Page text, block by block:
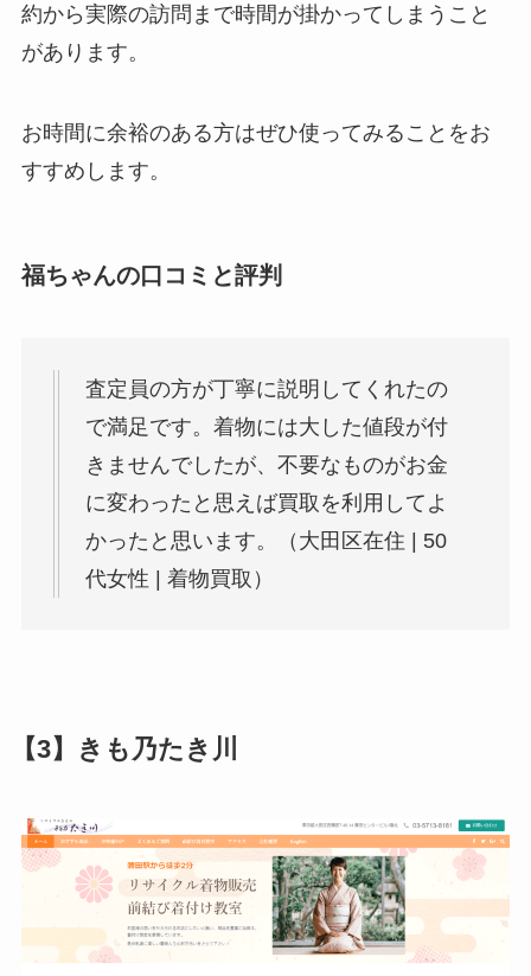
約から実際の訪問まで時間が掛かってしまうこと
があります。
お時間に余裕のある方はぜひ使ってみることをお
すすめします。
福ちゃんの口コミと評判
査定員の方が丁寧に説明してくれたの
で満足です。着物には大した値段が付
きませんでしたが、不要なものがお金
に変わったと思えば買取を利用してよ
かったと思います。（大田区在住 | 50
代女性 | 着物買取）
【3】きも乃たき川